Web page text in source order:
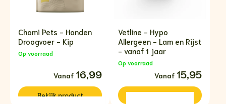
Chomi Pets - Honden
Droogvoer - Kip
Op voorraad
16,99
Prijsklasse:
€16,99
tot
€63,99
Bekijkproduct
Vetline - Hypo
Allergeen - Lam en Rijst
- vanaf 1 jaar
Op voorraad
15,95
Prijsklasse:
€15,95
tot
€54,95